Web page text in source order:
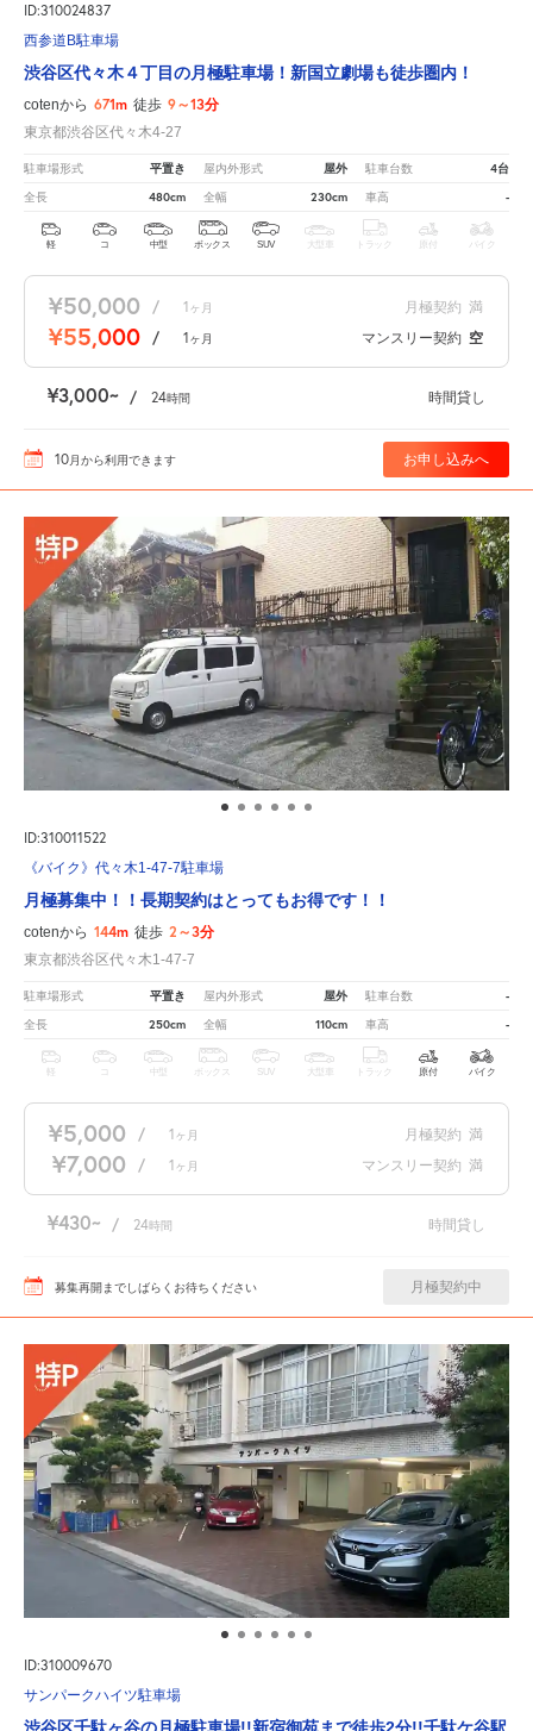
ID:310024837
西参道B駐車場
渋谷区代々木４丁目の月極駐車場！新国立劇場も徒歩圏内！
cotenから 671m 徒歩 9～13分
東京都渋谷区代々木4-27
駐車場形式 平置き 屋内外形式 屋外 駐車台数 4台
全長 480cm 全幅 230cm 車高 -
軽 コ 中型 ボックス SUV 大型車 トラック 原付 バイク
¥50,000 / 1 ヶ月 月極契約 満
¥55,000 / 1ヶ月 マンスリー契約 空
¥3,000 / 24時間 時間貸し
10月 から利用できます お申し込みへ
ID:310011522
《バイク》代々木1-47-7駐車場
月極募集中！！長期契約はとってもお得です！！
cotenから 144m 徒歩 2～3分
東京都渋谷区代々木1-47-7
駐車場形式 平置き 屋内外形式 屋外 駐車台数 -
全長 250cm 全幅 110cm 車高 -
軽 中型 ボックス SUV 大型車 トラック 原付 バイク
¥5,000 / 1 ヶ月 月極契約 満
¥7,000 / 1 ヶ月 マンスリー契約 満
¥430 / 24時間 時間貸し
募集再開までしばらくお待ちください 月極契約中
ID:310009670
サンパークハイツ駐車場